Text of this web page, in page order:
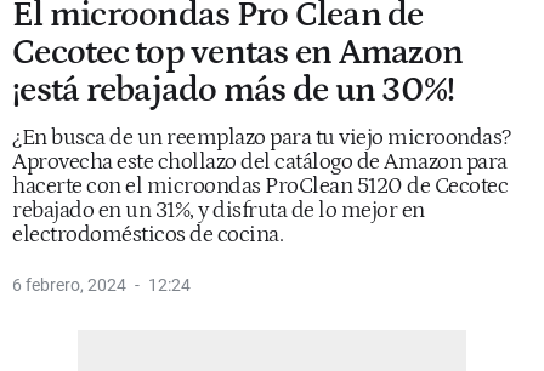
El microondas Pro Clean de
Cecotec top ventas en Amazon
¡está rebajado más de un 30%!
¿En busca de un reemplazo para tu viejo microondas?
Aprovecha este chollazo del catálogo de Amazon para
hacerte con el microondas ProClean 5120 de Cecotec
rebajado en un 31%, y disfruta de lo mejor en
electrodomésticos de cocina.
6 febrero, 2024 12:24